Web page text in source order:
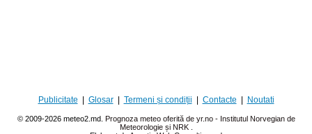
Publicitate Glosar| Termeni și condiții Contacte Noutati
© 2009-2026 meteo2.md. Prognoza meteo oferită de yr.no - Institutul Norvegian de
Meteorologie și NRK